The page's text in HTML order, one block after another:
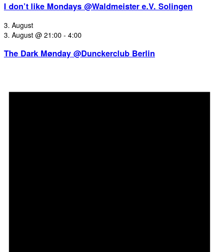
I don’t like Mondays @Waldmeister e.V. Solingen
3. August
3. August @ 21:00 - 4:00
The Dark Mønday @Dunckerclub Berlin